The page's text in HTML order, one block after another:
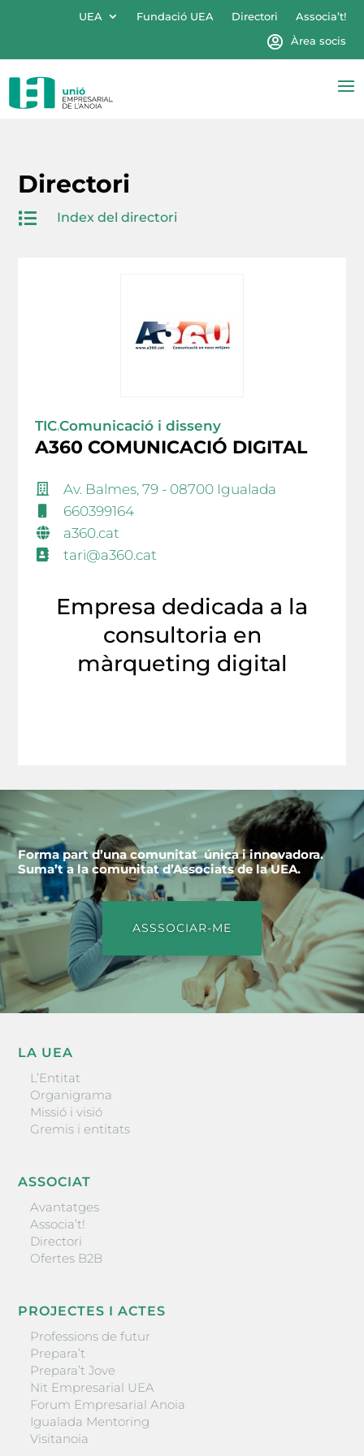
UEA Fundació UEA Directori
Associa’t!
Àrea socis
Directori
 Index del directori
TIC/Comunicació i disseny
A360 COMUNICACIÓ DIGITAL
Av. Balmes, 79 - 08700 Igualada
660399164
a360.cat
tari@a360.cat
Empresa dedicada a la
consultoria en
màrqueting digital
Forma part d’una comunitat única i innovadora.
Suma’t a la comunitat d’Associats de la UEA.
ASSSOCIAR-ME
LA UEA
L’Entitat
Organigrama
Missió i visió
Gremis i entitats
ASSOCIAT
Avantatges
Associa’t!
Directori
Ofertes B2B
PROJECTES I ACTES
Professions de futur
Prepara’t
Prepara’t Jove
Nit Empresarial UEA
Forum Empresarial Anoia
Igualada Mentoring
Visitanoia